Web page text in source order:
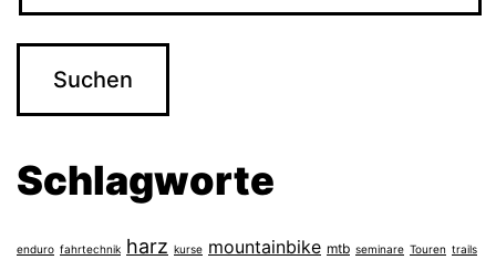
Schlagworte
enduro fahrtechnik harz kurse mountainbike mtb seminare Touren trails